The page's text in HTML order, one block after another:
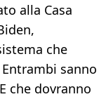
alla Casa
che
sanno
che dovranno